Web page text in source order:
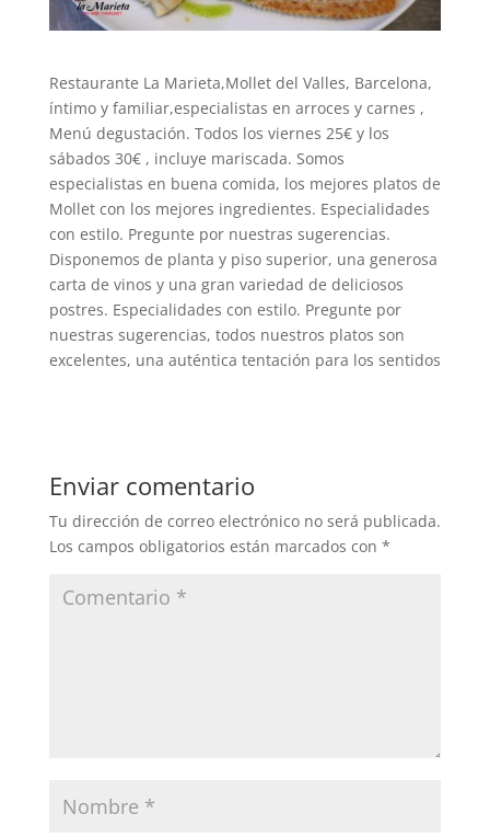
Restaurante La Marieta,Mollet del Valles, Barcelona,
íntimo y familiar,especialistas en arroces y carnes ,
Menú degustación. Todos los viernes 25€ y los
sábados 30€ , incluye mariscada. Somos
especialistas en buena comida, los mejores platos de
Mollet con los mejores ingredientes. Especialidades
con estilo. Pregunte por nuestras sugerencias.
Disponemos de planta y piso superior, una generosa
carta de vinos y una gran variedad de deliciosos
postres. Especialidades con estilo. Pregunte por
nuestras sugerencias, todos nuestros platos son
excelentes, una auténtica tentación para los sentidos
Enviar comentario
Tu dirección de correo electrónico no será publicada.
Los campos obligatorios están marcados con *